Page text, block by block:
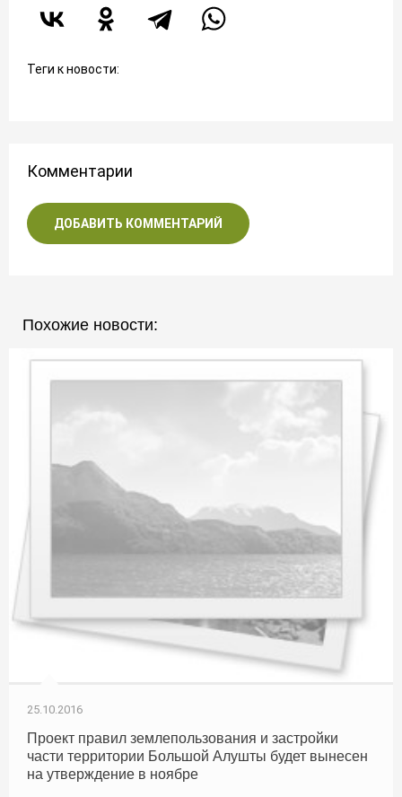
Теги к новости:
Комментарии
ДОБАВИТЬ КОММЕНТАРИЙ
Похожие новости:
25.10.2016
Проект правил землепользования и застройки
части территории Большой Алушты будет вынесен
на утверждение в ноябре